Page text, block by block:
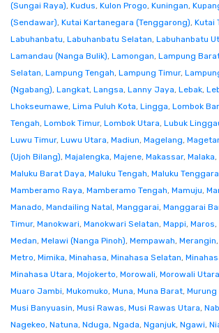
(Sungai Raya), Kudus, Kulon Progo, Kuningan,
(Sendawar), Kutai Kartanegara (Tenggarong), Kutai
Labuhanbatu, Labuhanbatu Selatan, Labuhanbatu
Lamandau (Nanga Bulik), Lamongan, Lampung
Selatan, Lampung Tengah, Lampung Timur,
(Ngabang), Langkat, Langsa, Lanny Jaya, Lebak,
Lhokseumawe, Lima Puluh Kota, Lingga, Lombok
Tengah, Lombok Timur, Lombok Utara, Lubuk
Luwu Timur, Luwu Utara, Madiun, Magelang,
(Ujoh Bilang), Majalengka, Majene, Makassar, Malaka,
Maluku Barat Daya, Maluku Tengah, Maluku Tenggara
Mamberamo Raya, Mamberamo Tengah, Mamuju,
Manado, Mandailing Natal, Manggarai, Manggarai
Timur, Manokwari, Manokwari Selatan, Mappi, Maros,
Medan, Melawi (Nanga Pinoh), Mempawah, Merangin,
Metro, Mimika, Minahasa, Minahasa Selatan,
Minahasa Utara, Mojokerto, Morowali, Morowali Utara
Muaro Jambi, Mukomuko, Muna, Muna Barat, Murung
Musi Banyuasin, Musi Rawas, Musi Rawas Utara,
Nagekeo, Natuna, Nduga, Ngada, Nganjuk, Ngawi,